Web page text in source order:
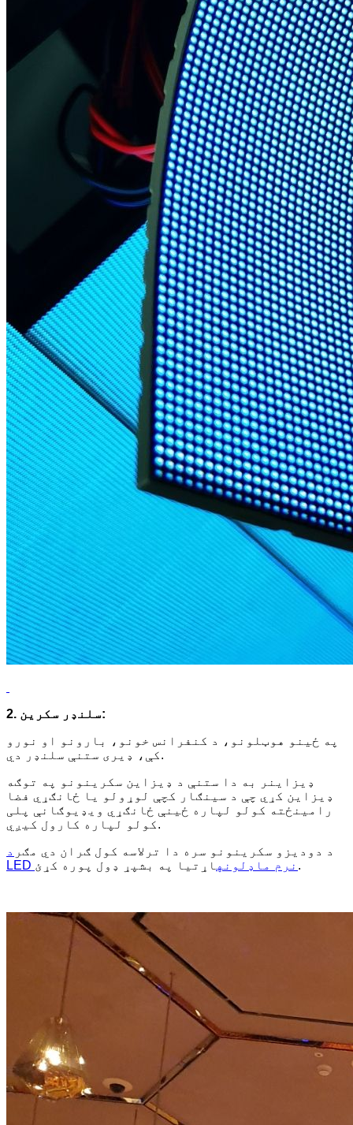
2. سلنډر سکرین:
په ځینو هوټلونو، د کنفرانس خونو، بارونو او نورو
کې، ډیری ستنې سلنډر دي.
ډیزاینر به دا ستنې د ډیزاین سکرینونو په توګه
ډیزاین کړي چې د سینګار کچې لوړولو یا ځانګړي فضا
رامینځته کولو لپاره ځینې ځانګړي ویډیوګانې پلی
کولو لپاره کارول کیږي.
د دودیزو سکرینونو سره دا ترلاسه کول ګران دي مګر د
LED نرم ماډلونه اړتیا په بشپړ ډول پوره کړئ.